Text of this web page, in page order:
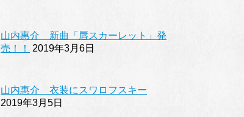
山内惠介 新曲「唇スカーレット」発
売！！
2019年3月6日
山内惠介 衣装にスワロフスキー
2019年3月5日